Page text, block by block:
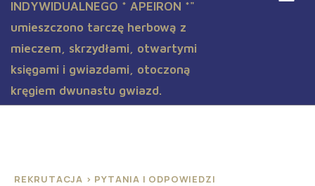
REKRUTACJA > PYTANIA I ODPOWIEDZI